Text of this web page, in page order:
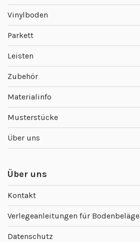
Vinylboden
Parkett
Leisten
Zubehör
Materialinfo
Musterstücke
Über uns
Über uns
Kontakt
Verlegeanleitungen für Bodenbeläge
Datenschutz